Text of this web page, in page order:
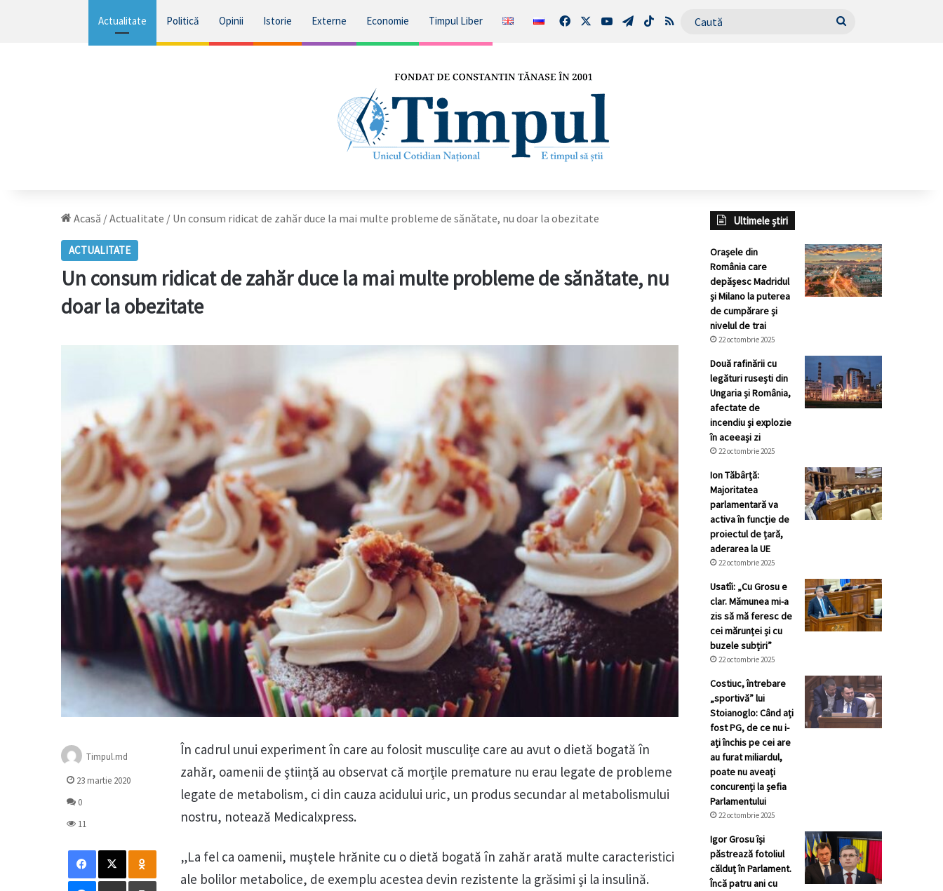
Actualitate Politică Opinii Istorie Externe Economie Timpul Liber FacebookYouTubeTelegram
TikTokRSS Caută
Acasă /Actualitate / Un consum ridicat de zahăr duce la mai multe probleme de sănătate, nu doar la obezitate
ACTUALITATE
Un consum ridicat de zahăr duce la mai multe probleme de sănătate, nu
doar la obezitate
În cadrul unui experiment în care au folosit musculiţe care au avut o dietă bogată în
zahăr, oamenii de ştiinţă au observat că morţile premature nu erau legate de probleme
legate de metabolism, ci din cauza acidului uric, un produs secundar al metabolismului
nostru, notează Medicalxpress.
„La fel ca oamenii, muştele hrănite cu o dietă bogată în zahăr arată multe caracteristici
ale bolilor metabolice, de exemplu acestea devin rezistente la grăsimi şi la insulină.
Timpul.md
23 martie 2020
0
11
Facebook
X Odnoklassniki
Messenger
Distribuie prin mail Tipărește
Ultimele știri
Orașele din
România care
depășesc Madridul
și Milano la puterea
de cumpărare și
nivelul de trai
22 octombrie 2025
Două rafinării cu
legături rusești din
Ungaria și România,
afectate de
incendiu și explozie
în aceeași zi
22 octombrie 2025
Ion Tăbârță:
Majoritatea
parlamentară va
activa în funcție de
proiectul de țară,
aderarea la UE
22 octombrie 2025
Usatîi: „Cu Grosu e
clar. Mămunea mi-a
zis să mă feresc de
cei mărunței și cu
buzele subțiri”
22 octombrie 2025
Costiuc, întrebare
„sportivă” lui
Stoianoglo: Când ați
fost PG, de ce nu i-
ați închis pe cei are
au furat miliardul,
poate nu aveați
concurenți la șefia
Parlamentului
22 octombrie 2025
Igor Grosu își
păstrează fotoliul
călduț în Parlament.
Încă patru ani cu